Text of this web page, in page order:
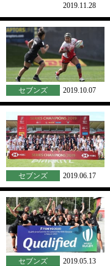
2019.11.28
セブンズ 2019.10.07
セブンズ 2019.06.17
セブンズ 2019.05.13